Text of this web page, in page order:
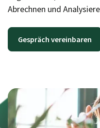
Abrechnen und
Gespräch vereinbaren